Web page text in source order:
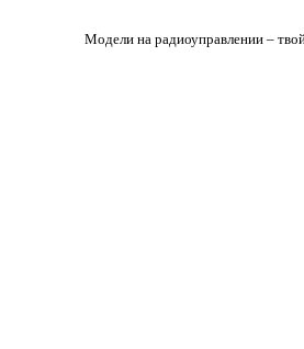
Модели на радиоуправлении –